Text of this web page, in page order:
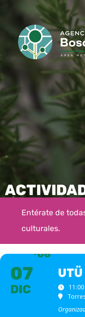
Entérate de
culturales.
07
DIC
08